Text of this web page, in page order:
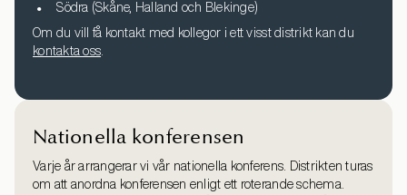
Södra (Skåne, Halland och Blekinge)
Om du vill få kontakt med kollegor i ett visst distrikt kan du
kontakta oss
Nationella konferensen
Varje år arrangerar vi vår nationella konferens. Distrikten turas
om att anordna konferensen enligt ett roterande schema.